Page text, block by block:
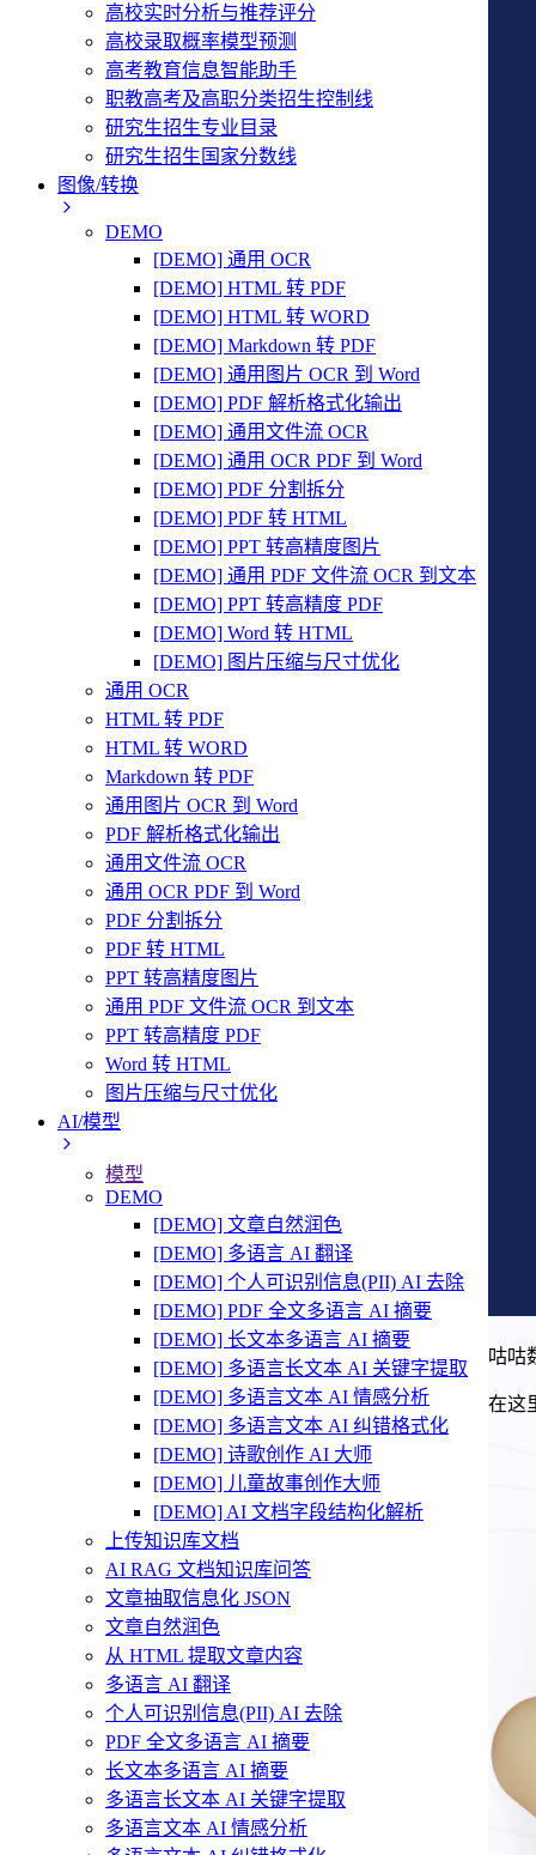
高校实时分析与推荐评分
高校录取概率模型预测
高考教育信息智能助手
职教高考及高职分类招生控制线
研究生招生专业目录
研究生招生国家分数线
图像/转换
DEMO
[DEMO] 通用 OCR
[DEMO] HTML 转 PDF
[DEMO] HTML 转 WORD
[DEMO] Markdown 转 PDF
[DEMO] 通用图片 OCR 到 Word
[DEMO] PDF 解析格式化输出
[DEMO] 通用文件流 OCR
[DEMO] 通用 OCR PDF 到 Word
[DEMO] PDF 分割拆分
[DEMO] PDF 转 HTML
[DEMO] PPT 转高精度图片
[DEMO] 通用 PDF 文件流 OCR 到文本
[DEMO] PPT 转高精度 PDF
[DEMO] Word 转 HTML
[DEMO] 图片压缩与尺寸优化
通用 OCR
HTML 转 PDF
HTML 转 WORD
Markdown 转 PDF
通用图片 OCR 到 Word
PDF 解析格式化输出
通用文件流 OCR
通用 OCR PDF 到 Word
PDF 分割拆分
PDF 转 HTML
PPT 转高精度图片
通用 PDF 文件流 OCR 到文本
PPT 转高精度 PDF
Word 转 HTML
图片压缩与尺寸优化
AI/模型
模型
DEMO
[DEMO] 文章自然润色
[DEMO] 多语言 AI 翻译
[DEMO] 个人可识别信息(PII) AI 去除
[DEMO] PDF 全文多语言 AI 摘要
[DEMO] 长文本多语言 AI 摘要
[DEMO] 多语言长文本 AI 关键字提取
[DEMO] 多语言文本 AI 情感分析
[DEMO] 多语言文本 AI 纠错格式化
[DEMO] 诗歌创作 AI 大师
[DEMO] 儿童故事创作大师
[DEMO] AI 文档字段结构化解析
上传知识库文档
AI RAG 文档知识库问答
文章抽取信息化 JSON
文章自然润色
从 HTML 提取文章内容
多语言 AI 翻译
个人可识别信息(PII) AI 去除
PDF 全文多语言 AI 摘要
长文本多语言 AI 摘要
多语言长文本 AI 关键字提取
多语言文本 AI 情感分析
咕咕
在这